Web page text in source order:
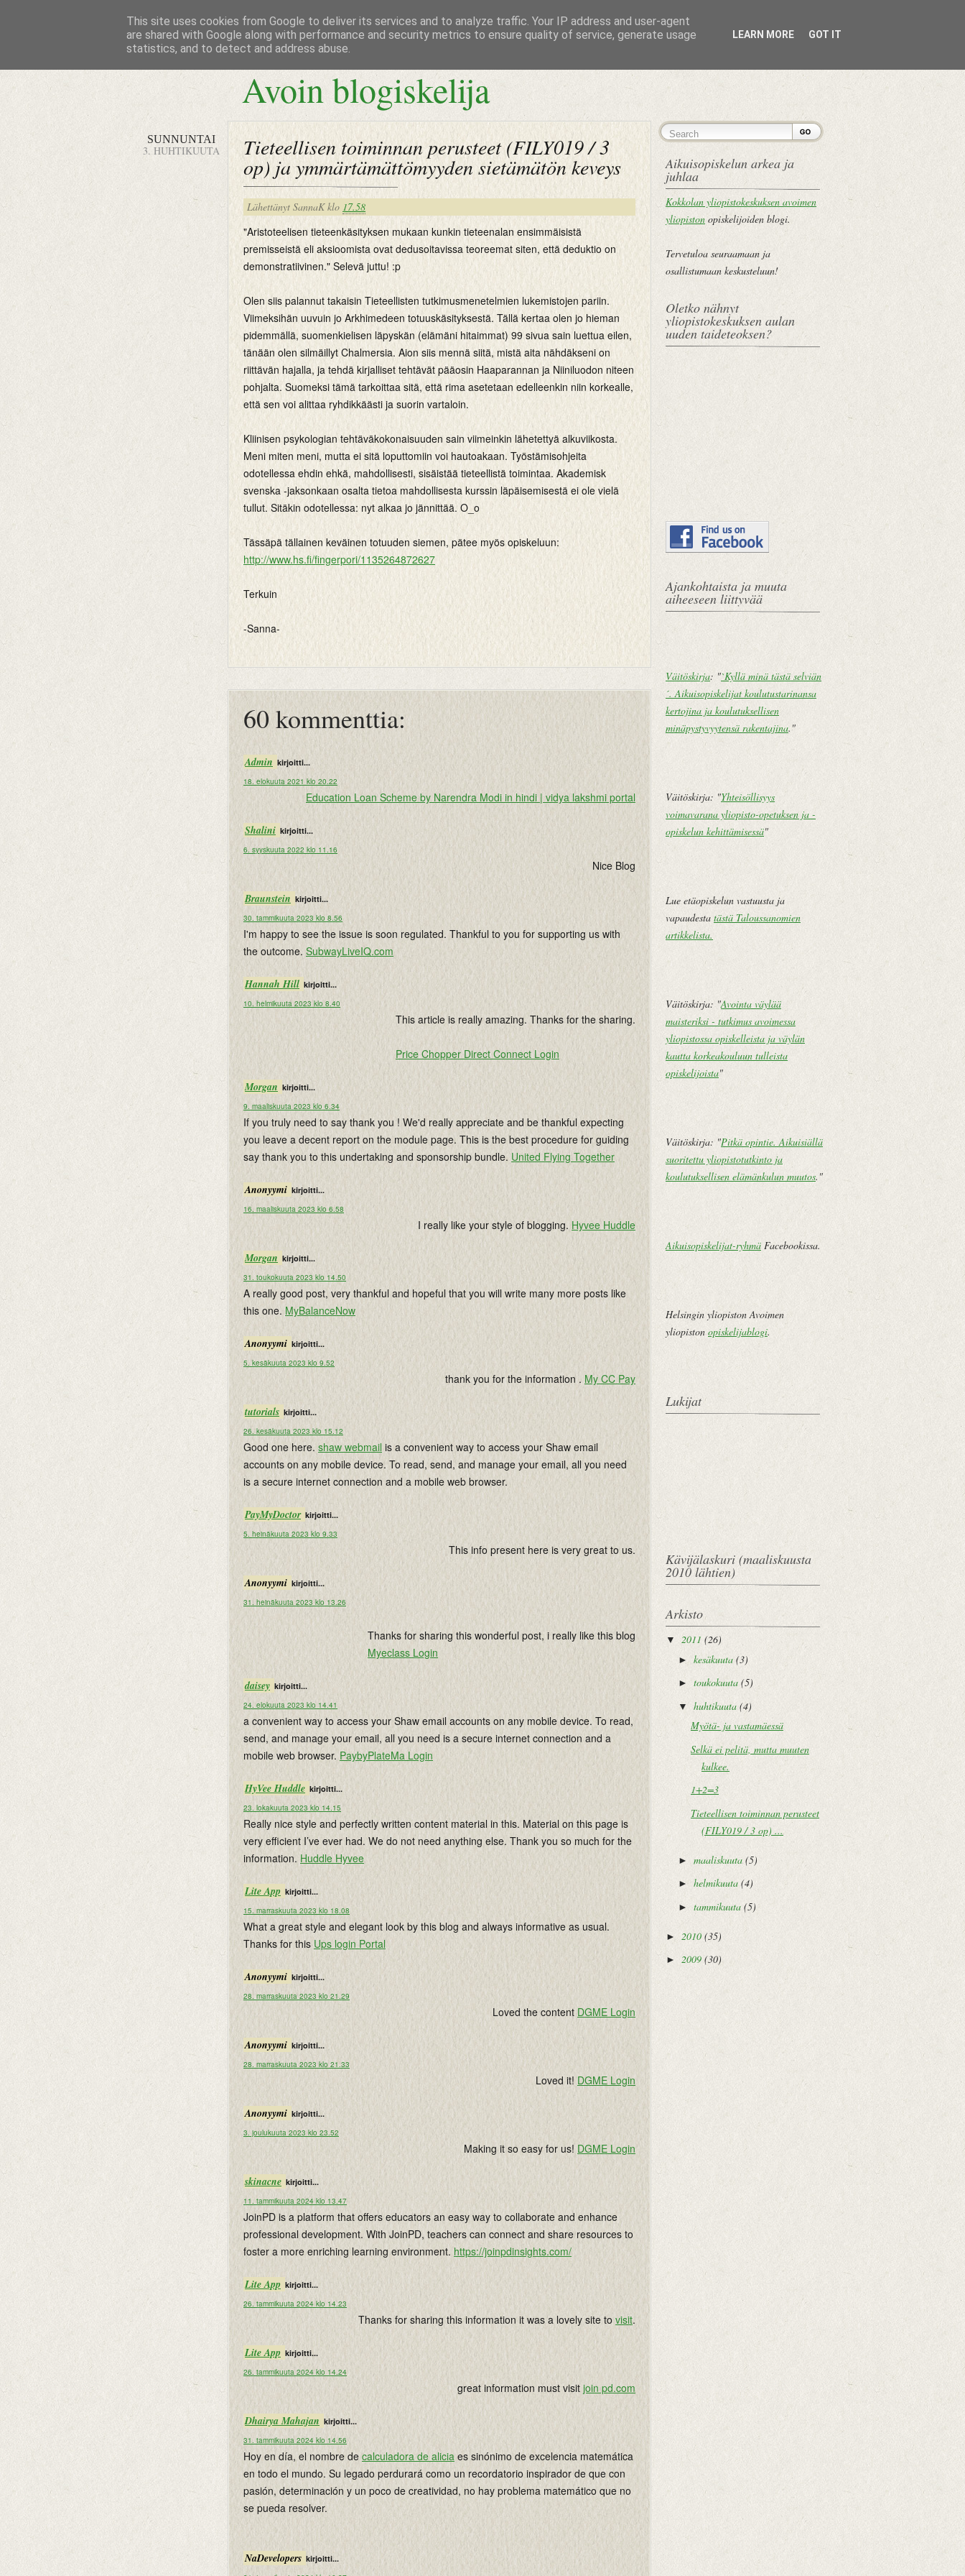
Avoin blogiskelija
SUNNUNTAI
3. HUHTIKUUTA Tieteellisen toiminnan perusteet (FILY019 / 3
op) ja ymmärtämättömyyden sietämätön keveys
Lähettänyt SannaK klo 17.58
"Aristoteelisen tieteenkäsityksen mukaan kunkin tieteenalan ensimmäisistä
premisseistä eli aksioomista ovat dedusoitavissa teoreemat siten, että deduktio on
demonstratiivinen." Selevä juttu! :p
Olen siis palannut takaisin Tieteellisten tutkimusmenetelmien lukemistojen pariin.
Viimeksihän uuvuin jo Arkhimedeen totuuskäsityksestä. Tällä kertaa olen jo hieman
pidemmällä, suomenkielisen läpyskän (elämäni hitaimmat) 99 sivua sain luettua eilen,
tänään olen silmäillyt Chalmersia. Aion siis mennä siitä, mistä aita nähdäkseni on
riittävän hajalla, ja tehdä kirjalliset tehtävät pääosin Haaparannan ja Niiniluodon niteen
pohjalta. Suomeksi tämä tarkoittaa sitä, että rima asetetaan edelleenkin niin korkealle,
että sen voi alittaa ryhdikkäästi ja suorin vartaloin.
Kliinisen psykologian tehtäväkokonaisuuden sain viimeinkin lähetettyä alkuviikosta.
Meni miten meni, mutta ei sitä loputtomiin voi hautoakaan. Työstämisohjeita
odotellessa ehdin ehkä, mahdollisesti, sisäistää tieteellistä toimintaa. Akademisk
svenska -jaksonkaan osalta tietoa mahdollisesta kurssin läpäisemisestä ei ole vielä
tullut. Sitäkin odotellessa: nyt alkaa jo jännittää. O_o
Tässäpä tällainen keväinen totuuden siemen, pätee myös opiskeluun:
http://www.hs.fi/fingerpori/1135264872627
Terkuin
-Sanna-
60 kommenttia:
Admin kirjoitti...
18. elokuuta 2021 klo 20.22
Education Loan Scheme by Narendra Modi in hindi | vidya lakshmi portal
Shalini kirjoitti...
6. syyskuuta 2022 klo 11.16
Nice Blog
Braunstein kirjoitti...
30. tammikuuta 2023 klo 8.56
I'm happy to see the issue is soon regulated. Thankful to you for supporting us with
the outcome. SubwayLiveIQ.com
Hannah Hill kirjoitti...
10. helmikuuta 2023 klo 8.40
This article is really amazing. Thanks for the sharing.
Price Chopper Direct Connect Login
Morgan kirjoitti...
9. maaliskuuta 2023 klo 6.34
If you truly need to say thank you ! We'd really appreciate and be thankful expecting
you leave a decent report on the module page. This is the best procedure for guiding
say thank you to this undertaking and sponsorship bundle. United Flying Together
Anonyymi kirjoitti...
16. maaliskuuta 2023 klo 6.58
I really like your style of blogging. Hyvee Huddle
Morgan kirjoitti...
31. toukokuuta 2023 klo 14.50
A really good post, very thankful and hopeful that you will write many more posts like
this one. MyBalanceNow
Anonyymi kirjoitti...
5. kesäkuuta 2023 klo 9.52
thank you for the information . My CC Pay
tutorials kirjoitti...
26. kesäkuuta 2023 klo 15.12
Good one here. shaw webmail is a convenient way to access your Shaw email
accounts on any mobile device. To read, send, and manage your email, all you need
is a secure internet connection and a mobile web browser.
PayMyDoctor kirjoitti...
5. heinäkuuta 2023 klo 9.33
This info present here is very great to us.
Anonyymi kirjoitti...
31. heinäkuuta 2023 klo 13.26
Thanks for sharing this wonderful post, i really like this blog
Myeclass Login
daisey kirjoitti...
24. elokuuta 2023 klo 14.41
a convenient way to access your Shaw email accounts on any mobile device. To read,
send, and manage your email, all you need is a secure internet connection and a
mobile web browser. PaybyPlateMa Login
HyVee Huddle kirjoitti...
23. lokakuuta 2023 klo 14.15
Really nice style and perfectly written content material in this. Material on this page is
very efficient I’ve ever had. We do not need anything else. Thank you so much for the
information. Huddle Hyvee
Lite App kirjoitti...
15. marraskuuta 2023 klo 18.08
What a great style and elegant look by this blog and always informative as usual.
Thanks for this Ups login Portal
Anonyymi kirjoitti...
28. marraskuuta 2023 klo 21.29
Loved the content DGME Login
Anonyymi kirjoitti...
28. marraskuuta 2023 klo 21.33
Loved it! DGME Login
Anonyymi kirjoitti...
3. joulukuuta 2023 klo 23.52
Making it so easy for us! DGME Login
skinacne kirjoitti...
11. tammikuuta 2024 klo 13.47
JoinPD is a platform that offers educators an easy way to collaborate and enhance
professional development. With JoinPD, teachers can connect and share resources to
foster a more enriching learning environment. https://joinpdinsights.com/
Lite App kirjoitti...
26. tammikuuta 2024 klo 14.23
Thanks for sharing this information it was a lovely site to visit.
Lite App kirjoitti...
26. tammikuuta 2024 klo 14.24
great information must visit join pd.com
Dhairya Mahajan kirjoitti...
31. tammikuuta 2024 klo 14.56
Hoy en día, el nombre de calculadora de alicia es sinónimo de excelencia matemática
en todo el mundo. Su legado perdurará como un recordatorio inspirador de que con
pasión, determinación y un poco de creatividad, no hay problema matemático que no
se pueda resolver.
NaDevelopers kirjoitti...
E
Aikuisopiskelun arkea ja
juhlaa
Kokkolan yliopistokeskuksen avoimen
yliopiston opiskelijoiden blogi.
Tervetuloa seuraamaan ja
osallistumaan keskusteluun!
Oletko nähnyt
yliopistokeskuksen aulan
uuden taideteoksen?
Ajankohtaista ja muuta
aiheeseen liittyvää
Väitöskirja: "`Kyllä minä tästä selviän
´. Aikuisopiskelijat koulutustarinansa
kertojina ja koulutuksellisen
minäpystyvyytensä rakentajina."
Väitöskirja: "Yhteisöllisyys
voimavarana yliopisto-opetuksen ja -
opiskelun kehittämisessä"
Lue etäopiskelun vastuusta ja
vapaudesta tästä Taloussanomien
artikkelista.
Väitöskirja: "Avointa väylää
maisteriksi - tutkimus avoimessa
yliopistossa opiskelleista ja väylän
kautta korkeakouluun tulleista
opiskelijoista"
Väitöskirja: "Pitkä opintie. Aikuisiällä
suoritettu yliopistotutkinto ja
koulutuksellisen elämänkulun muutos."
Aikuisopiskelijat-ryhmä Facebookissa.
Helsingin yliopiston Avoimen
yliopiston opiskelijablogi.
Lukijat
Kävijälaskuri (maaliskuusta
2010 lähtien)
Arkisto
▼ 2011 (26)
► kesäkuuta (3)
► toukokuuta (5)
▼ huhtikuuta (4)
Myötä- ja vastamäessä
Selkä ei pelitä, mutta muuten
kulkee.
1+2=3
Tieteellisen toiminnan perusteet
(FILY019 / 3 op) ...
► maaliskuuta (5)
► helmikuuta (4)
► tammikuuta (5)
► 2010 (35)
► 2009 (30)
This site uses cookies from Google to deliver its services and to analyze traffic. Your IP address and user-agent
are shared with Google along with performance and security metrics to ensure quality of service, generate usage
statistics, and to detect and address abuse.
LEARN MORE GOT IT